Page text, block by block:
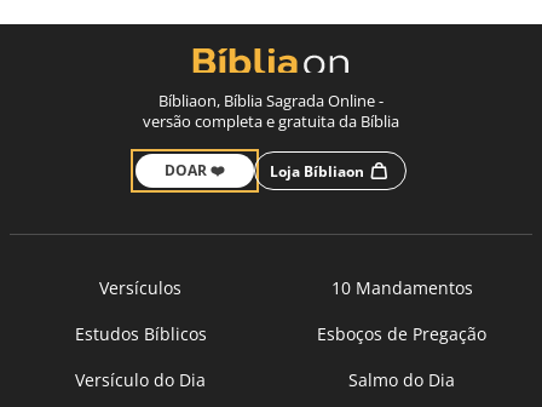
Bíbliaon, Bíblia Sagrada Online -
versão completa e gratuita da Bíblia
DOAR ❤️ Loja Bíbliaon
Versículos
10 Mandamentos
Estudos Bíblicos
Esboços de Pregação
Versículo do Dia
Salmo do Dia